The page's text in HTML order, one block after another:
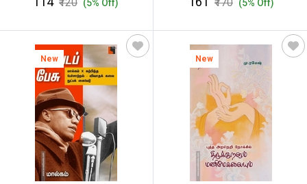
(5% Off) (5% Off)
New New